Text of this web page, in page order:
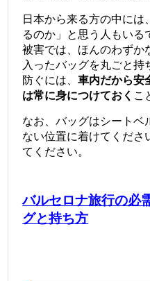
日本から来る方の中には
るのか」と思う人もいる
被害では、ほんのわずか
入ったバッグを丸ごと持
防ぐには、車内だから安
は常に身につけておく こ
なお、バッグはシートベ
ない位置に着けてくださ
てください。
バルセロナ旅行の必
グと持ち方